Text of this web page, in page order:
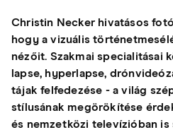
Christin Necker hivatásos
hogy a vizuális
nézőit. Szakmai specialitásai
lapse, hyperlapse,
tájak felfedezése - a világ
stílusának megörökítése
és nemzetközi televízióban is